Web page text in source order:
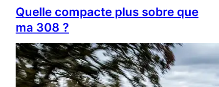
Quelle compacte plus sobre que
ma 308 ?